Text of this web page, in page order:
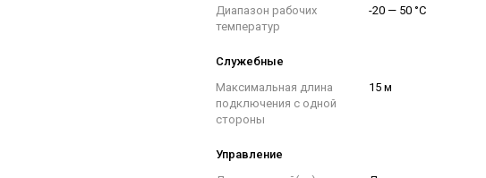
Диапазон рабочих
температур
-20 — 50 °C
Служебные
Максимальная длина
подключения с одной
стороны
15 м
Управление